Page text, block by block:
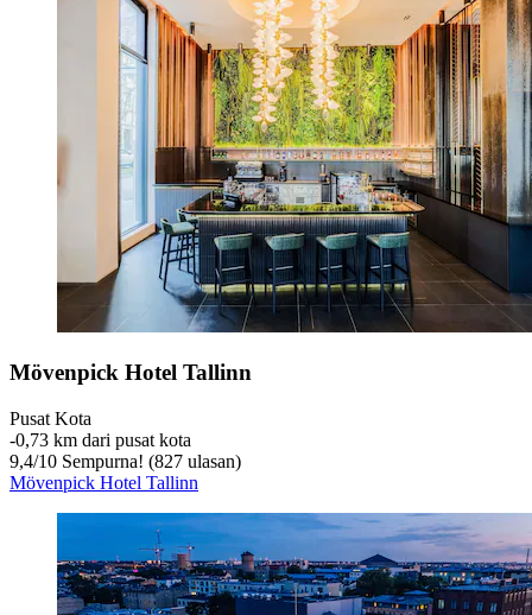
Mövenpick Hotel Tallinn
Pusat Kota
‐0,73 km dari pusat kota
9,4/10 Sempurna! (827 ulasan)
Mövenpick Hotel Tallinn